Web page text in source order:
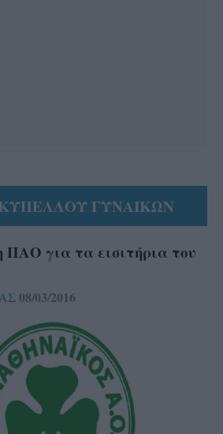
ΓΥΝΑΙΚΩΝ
για τα εισιτήρια του
08/03/2016